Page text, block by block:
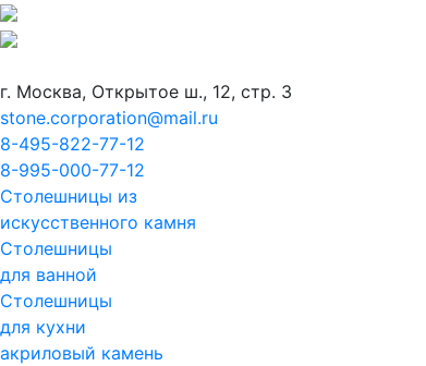
г. Москва, Открытое ш., 12, стр. 3
stone.corporation@mail.ru
8-495-822-77-12
8-995-000-77-12
Столешницы из
искусственного камня
Столешницы
для ванной
Столешницы
для кухни
акриловый камень